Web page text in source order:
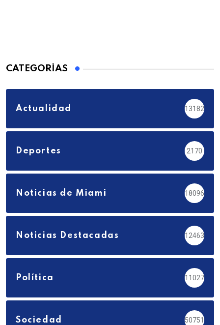
CATEGORÍAS
Actualidad 13182
Deportes 2170
Noticias de Miami 18096
Noticias Destacadas 12463
Política 11027
Sociedad 50751